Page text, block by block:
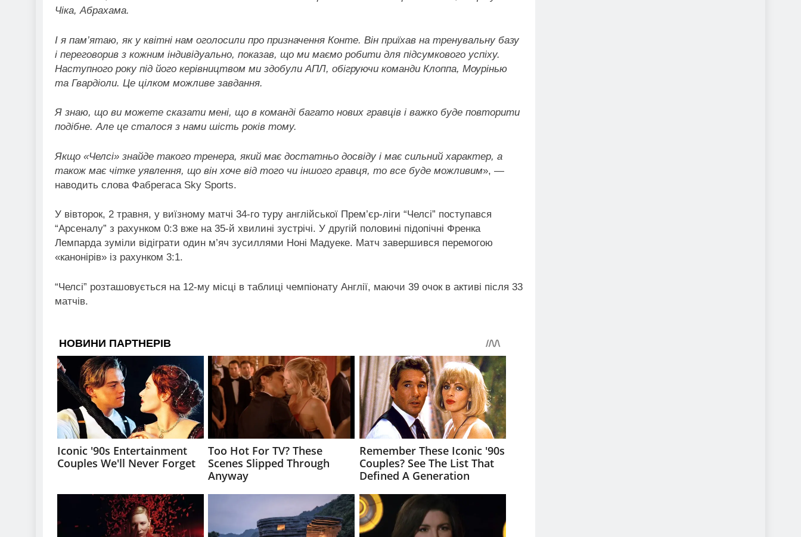
Чіка, Абрахама.
І я пам’ятаю, як у квітні нам оголосили про призначення Конте. Він приїхав на тренувальну базу
і переговорив з кожним індивідуально, показав, що ми маємо робити для підсумкового успіху.
Наступного року під його керівництвом ми здобули АПЛ, обігруючи команди Клоппа, Моурінью
та Гвардіоли. Це цілком можливе завдання.
Я знаю, що ви можете сказати мені, що в команді багато нових гравців і важко буде повторити
подібне. Але це сталося з нами шість років тому.
Якщо «Челсі» знайде такого тренера, який має достатньо досвіду і має сильний характер, а
також має чітке уявлення, що він хоче від того чи іншого гравця, то все буде можливим», —
наводить слова Фабрегаса Sky Sports.
У вівторок, 2 травня, у виїзному матчі 34-го туру англійської Прем’єр-ліги “Челсі” поступався
“Арсеналу” з рахунком 0:3 вже на 35-й хвилині зустрічі. У другій половині підопічні Френка
Лемпарда зуміли відіграти один м’яч зусиллями Ноні Мадуеке. Матч завершився перемогою
«канонірів» із рахунком 3:1.
“Челсі” розташовується на 12-му місці в таблиці чемпіонату Англії, маючи 39 очок в активі після 33
матчів.